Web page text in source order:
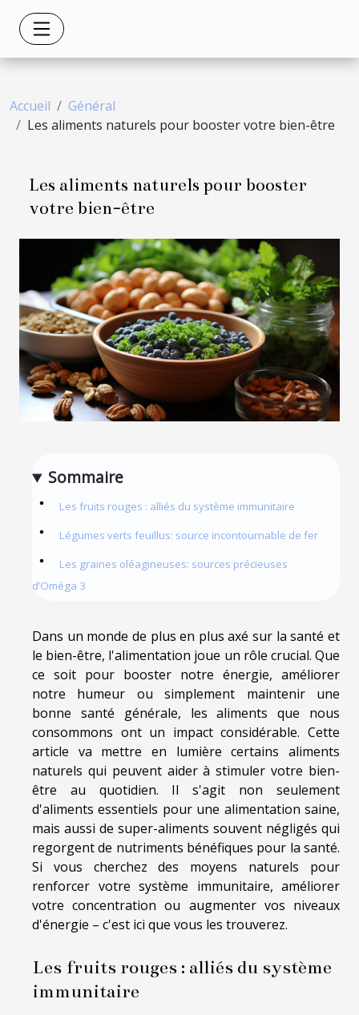
Accueil
Général
Les aliments naturels pour booster votre bien-être
Les aliments naturels pour booster
votre bien-être
Sommaire
Les fruits rouges : alliés du système immunitaire
Légumes verts feuillus: source incontournable de fer
Les graines oléagineuses: sources précieuses
d’Oméga 3
Dans un monde de plus en plus axé sur la santé et
le bien-être, l'alimentation joue un rôle crucial. Que
ce soit pour booster notre énergie, améliorer
notre humeur ou simplement maintenir une
bonne santé générale, les aliments que nous
consommons ont un impact considérable. Cette
article va mettre en lumière certains aliments
naturels qui peuvent aider à stimuler votre bien-
être au quotidien. Il s'agit non seulement
d'aliments essentiels pour une alimentation saine,
mais aussi de super-aliments souvent négligés qui
regorgent de nutriments bénéfiques pour la santé.
Si vous cherchez des moyens naturels pour
renforcer votre système immunitaire, améliorer
votre concentration ou augmenter vos niveaux
d'énergie – c'est ici que vous les trouverez.
Les fruits rouges : alliés du système
immunitaire